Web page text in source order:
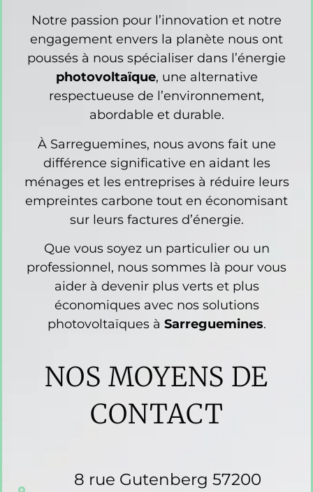
Notre passion pour l’innovation et notre
engagement envers la planète nous ont
poussés à nous spécialiser dans l’énergie
photovoltaïque, une alternative
respectueuse de l’environnement,
abordable et durable.
À Sarreguemines, nous avons fait une
différence significative en aidant les
ménages et les entreprises à réduire leurs
empreintes carbone tout en économisant
sur leurs factures d’énergie.
Que vous soyez un particulier ou un
professionnel, nous sommes là pour vous
aider à devenir plus verts et plus
économiques avec nos solutions
photovoltaïques à Sarreguemines.
NOS MOYENS DE
CONTACT
8 rue Gutenberg 57200